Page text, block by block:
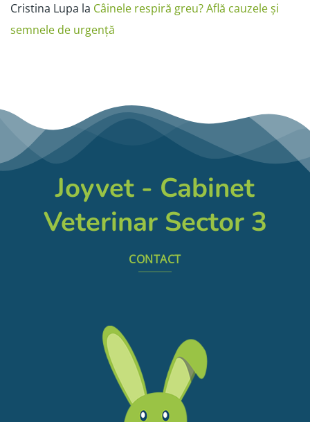
Cristina Lupa la Câinele respiră greu? Află cauzele și
semnele de urgență
Joyvet - Cabinet
Veterinar Sector 3
CONTACT